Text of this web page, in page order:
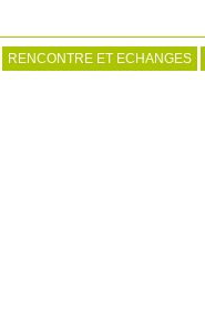
RENCONTRE ET ECHANGES